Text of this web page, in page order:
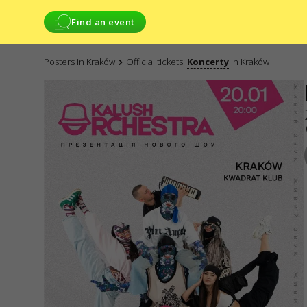
Find an event
SERVICES
Delivery and
payment
Sitemap
CONTACTS
Do you have
Write to
electronic
GO2SHOW
NIP: 6751768934
Numer KRS
REGON: 522850125
ul. GĘSIA, 8/205,
Posters in Kraków Official tickets: Koncerty in Kraków